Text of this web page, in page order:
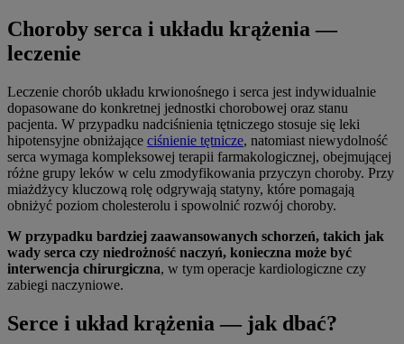
Choroby serca i układu krążenia —
leczenie
Leczenie chorób układu krwionośnego i serca jest indywidualnie
dopasowane do konkretnej jednostki chorobowej oraz stanu
pacjenta. W przypadku nadciśnienia tętniczego stosuje się leki
hipotensyjne obniżające ciśnienie tętnicze, natomiast niewydolność
serca wymaga kompleksowej terapii farmakologicznej, obejmującej
różne grupy leków w celu zmodyfikowania przyczyn choroby. Przy
miażdżycy kluczową rolę odgrywają statyny, które pomagają
obniżyć poziom cholesterolu i spowolnić rozwój choroby.
W przypadku bardziej zaawansowanych schorzeń, takich jak
wady serca czy niedrożność naczyń, konieczna może być
interwencja chirurgiczna, w tym operacje kardiologiczne czy
zabiegi naczyniowe.
Serce i układ krążenia — jak dbać?